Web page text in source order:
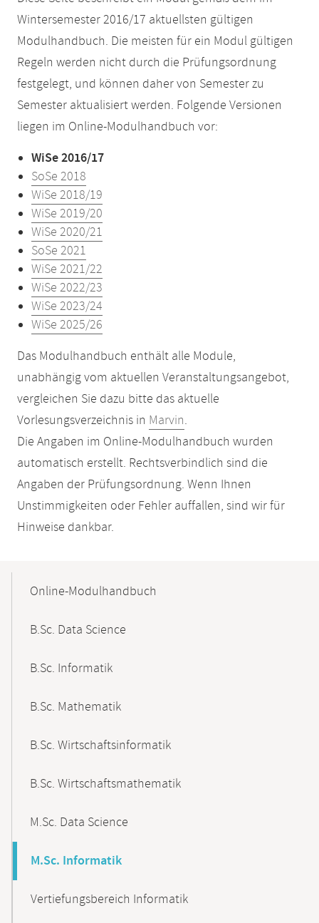
Wintersemester 2016/17 aktuellsten gültigen
Modulhandbuch. Die meisten für ein Modul gültigen
Regeln werden nicht durch die Prüfungsordnung
festgelegt, und können daher von Semester zu
Semester aktualisiert werden. Folgende Versionen
liegen im Online-Modulhandbuch vor:
WiSe 2016/17
SoSe 2018
WiSe 2018/19
WiSe 2019/20
WiSe 2020/21
SoSe 2021
WiSe 2021/22
WiSe 2022/23
WiSe 2023/24
WiSe 2025/26
Das Modulhandbuch enthält alle Module,
unabhängig vom aktuellen Veranstaltungsangebot,
vergleichen Sie dazu bitte das aktuelle
Vorlesungsverzeichnis in Marvin.
Die Angaben im Online-Modulhandbuch wurden
automatisch erstellt. Rechtsverbindlich sind die
Angaben der Prüfungsordnung. Wenn Ihnen
Unstimmigkeiten oder Fehler auffallen, sind wir für
Hinweise dankbar.
NavigationOnline-Modulhandbuch
B.Sc. Data Science
B.Sc. Informatik
B.Sc. Mathematik
B.Sc. Wirtschaftsinformatik
B.Sc. Wirtschaftsmathematik
M.Sc. Data Science
M.Sc. Informatik
Vertiefungsbereich Informatik